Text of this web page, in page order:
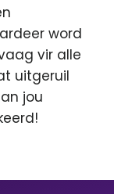
word
vir alle
uitgeruil
jou